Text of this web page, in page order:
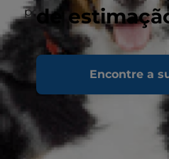
de
Encontre a
posterior do seu gato. Se
acariciar as bochechas é
forma de saudação, pois
seu cheiro em si,
propriedade. Observe a
reconhecer sinais de
cauda de um gato pode
sente.